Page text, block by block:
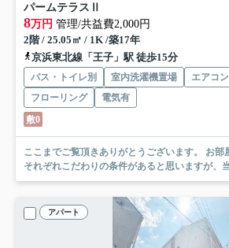
パームテラスⅡ
8万円 管理/共益費2,000円
2階 / 25.05㎡ / 1K /築17年
京浜東北線「王子」駅 徒歩15分
バス・トイレ別 室内洗濯機置場 エアコン
フローリング
電気有
敷0
ここまでご覧頂きありがとうございます。 お部屋探しの際には、皆さま
それぞれこだわりの条件があると思いますが、
アパート